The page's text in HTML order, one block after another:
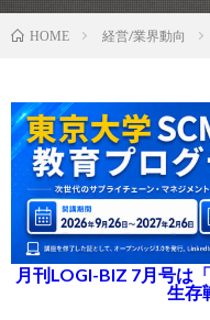
HOME 経営/業界動向
月刊LOGI-BIZ 7月号は
生存